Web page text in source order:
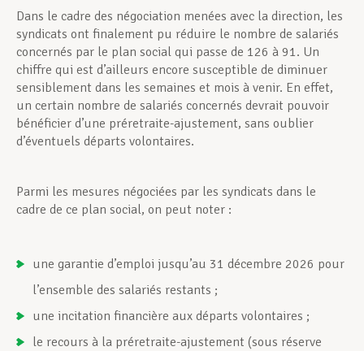
Dans le cadre des négociation menées avec la direction, les
syndicats ont finalement pu réduire le nombre de salariés
concernés par le plan social qui passe de 126 à 91. Un
chiffre qui est d’ailleurs encore susceptible de diminuer
sensiblement dans les semaines et mois à venir. En effet,
un certain nombre de salariés concernés devrait pouvoir
bénéficier d’une préretraite-ajustement, sans oublier
d’éventuels départs volontaires.
Parmi les mesures négociées par les syndicats dans le
cadre de ce plan social, on peut noter :
une garantie d’emploi jusqu’au 31 décembre 2026 pour
l’ensemble des salariés restants ;
une incitation financière aux départs volontaires ;
le recours à la préretraite-ajustement (sous réserve